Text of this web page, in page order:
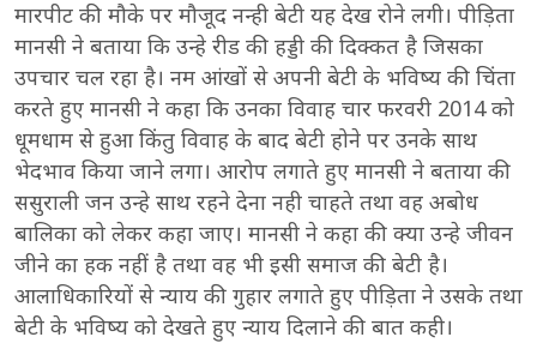
मारपीट की मौके पर मौजूद नन्ही बेटी यह देख रोने लगी। पीड़िता
मानसी ने बताया कि उन्हे रीड की हड्डी की दिक्कत है जिसका
उपचार चल रहा है। नम आंखों से अपनी बेटी के भविष्य की चिंता
करते हुए मानसी ने कहा कि उनका विवाह चार फरवरी 2014 को
धूमधाम से हुआ किंतु विवाह के बाद बेटी होने पर उनके साथ
भेदभाव किया जाने लगा। आरोप लगाते हुए मानसी ने बताया की
ससुराली जन उन्हे साथ रहने देना नही चाहते तथा वह अबोध
बालिका को लेकर कहा जाए। मानसी ने कहा की क्या उन्हे जीवन
जीने का हक नहीं है तथा वह भी इसी समाज की बेटी है।
आलाधिकारियों से न्याय की गुहार लगाते हुए पीड़िता ने उसके तथा
बेटी के भविष्य को देखते हुए न्याय दिलाने की बात कही।